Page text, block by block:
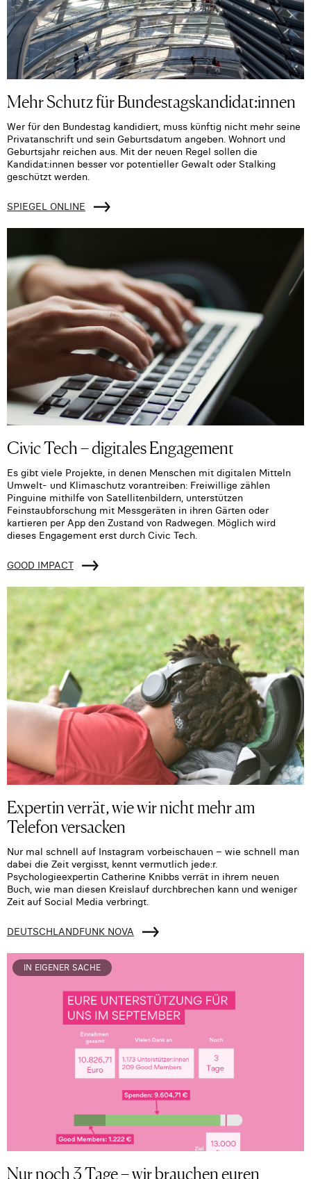
Mehr Schutz für Bundestagskandidat:innen
Wer für den Bundestag kandidiert, muss künftig nicht mehr seine
Privatanschrift und sein Geburtsdatum angeben. Wohnort und
Geburtsjahr reichen aus. Mit der neuen Regel sollen die
Kandidat:innen besser vor potentieller Gewalt oder Stalking
geschützt werden.
SPIEGEL ONLINE
Civic Tech – digitales Engagement
Es gibt viele Projekte, in denen Menschen mit digitalen Mitteln
Umwelt- und Klimaschutz vorantreiben: Freiwillige zählen
Pinguine mithilfe von Satellitenbildern, unterstützen
Feinstaubforschung mit Messgeräten in ihren Gärten oder
kartieren per App den Zustand von Radwegen. Möglich wird
dieses Engagement erst durch Civic Tech.
GOOD IMPACT
Expertin verrät, wie wir nicht mehr am
Telefon versacken
Nur mal schnell auf Instagram vorbeischauen – wie schnell man
dabei die Zeit vergisst, kennt vermutlich jede:r.
Psychologieexpertin Catherine Knibbs verrät in ihrem neuen
Buch, wie man diesen Kreislauf durchbrechen kann und weniger
Zeit auf Social Media verbringt.
DEUTSCHLANDFUNK NOVA
IN EIGENER SACHE
Nur noch 3 Tage – wir brauchen euren